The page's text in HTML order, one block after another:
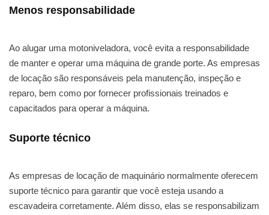
Menos responsabilidade
Ao alugar uma motoniveladora, você evita a responsabilidade
de manter e operar uma máquina de grande porte. As empresas
de locação são responsáveis pela manutenção, inspeção e
reparo, bem como por fornecer profissionais treinados e
capacitados para operar a máquina.
Suporte técnico
As empresas de locação de maquinário normalmente oferecem
suporte técnico para garantir que você esteja usando a
escavadeira corretamente. Além disso, elas se responsabilizam